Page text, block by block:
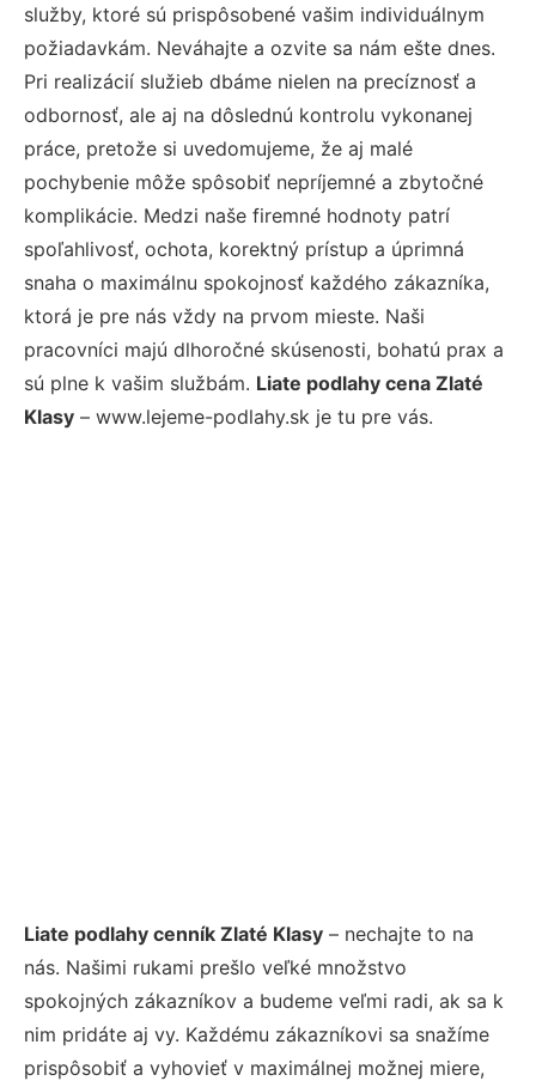
služby, ktoré sú prispôsobené vašim individuálnym
požiadavkám. Neváhajte a ozvite sa nám ešte dnes.
Pri realizácií služieb dbáme nielen na precíznosť a
odbornosť, ale aj na dôslednú kontrolu vykonanej
práce, pretože si uvedomujeme, že aj malé
pochybenie môže spôsobiť nepríjemné a zbytočné
komplikácie. Medzi naše firemné hodnoty patrí
spoľahlivosť, ochota, korektný prístup a úprimná
snaha o maximálnu spokojnosť každého zákazníka,
ktorá je pre nás vždy na prvom mieste. Naši
pracovníci majú dlhoročné skúsenosti, bohatú prax a
sú plne k vašim službám. Liate podlahy cena Zlaté
Klasy – www.lejeme-podlahy.sk je tu pre vás.
Liate podlahy cenník Zlaté Klasy – nechajte to na
nás. Našimi rukami prešlo veľké množstvo
spokojných zákazníkov a budeme veľmi radi, ak sa k
nim pridáte aj vy. Každému zákazníkovi sa snažíme
prispôsobiť a vyhovieť v maximálnej možnej miere,